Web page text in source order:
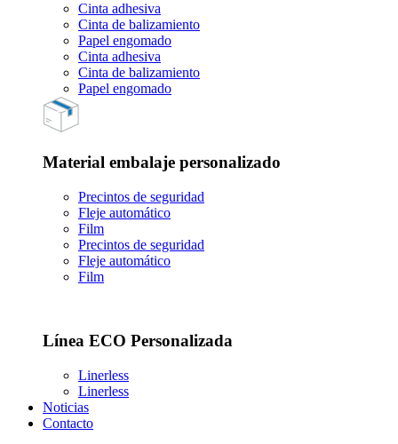
Cinta adhesiva
Cinta de balizamiento
Papel engomado
Cinta adhesiva
Cinta de balizamiento
Papel engomado
Material embalaje personalizado
Precintos de seguridad
Fleje automático
Film
Precintos de seguridad
Fleje automático
Film
Línea ECO Personalizada
Linerless
Linerless
Noticias
Contacto